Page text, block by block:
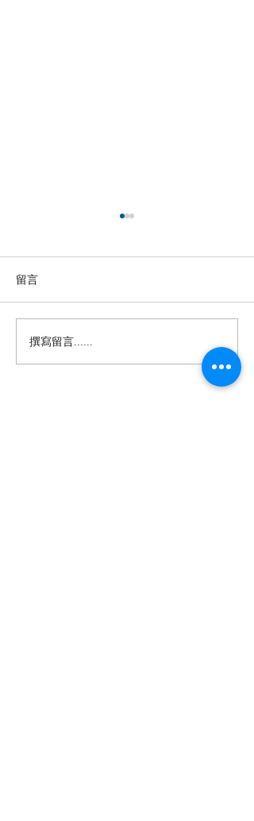
【羊城晚报】“科技+非遗”
引热议！第六届“广东文化
遗产保护与利用”学术座谈
留言
撰寫留言......